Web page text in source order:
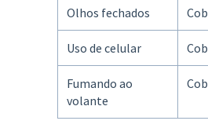
Olhos fechados
Uso de celular
Fumando ao
volante